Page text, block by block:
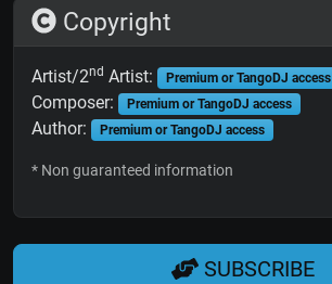
Copyright
Artist/2nd Artist: Premium or TangoDJ access
Composer: Premium or TangoDJ access
Author: Premium or TangoDJ access
* Non guaranteed information
SUBSCRIBE